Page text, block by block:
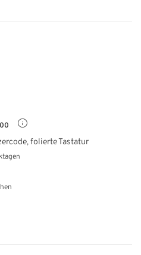
folierte Tastatur